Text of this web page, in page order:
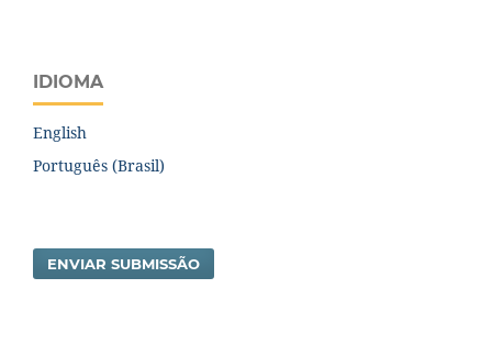
IDIOMA
English
Português (Brasil)
ENVIAR SUBMISSÃO